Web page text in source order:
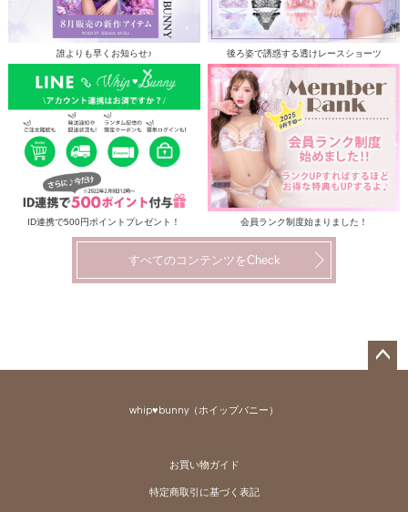
誰よりも早くお知らせ♪ 後ろ姿で誘惑する透けレースショーツ
ID連携で500円ポイントプレゼント！ 会員ランク制度始まりました！
すべてのコンテンツをCheck
whip♥bunny（ホイップバニー）
お買い物ガイド
特定商取引に基づく表記